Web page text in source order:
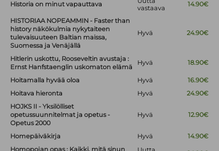
Historia on minut vapauttava
vastaava
14.90€
HISTORIAA NOPEAMMIN - Faster than
history näkökulmia nykytaiteen
tulevaisuuteen Baltian maissa,
Suomessa ja Venäjällä
Hyvä 24.90€
Hitlerin uskottu, Rooseveltin avustaja :
Ernst Hanfstaenglin uskomaton elämä
Hyvä 18.90€
Hoitamalla hyvää oloa Hyvä
16.90€
Hoitava hieronta
Hyvä
24.90€
HOJKS II - Yksilölliset
opetussuunnitelmat ja opetus -
Opetus 2000
Hyvä 12.90€
Homepäiväkirja Hyvä
14.90€
Homopojan opas : Kaikki, mitä sinun